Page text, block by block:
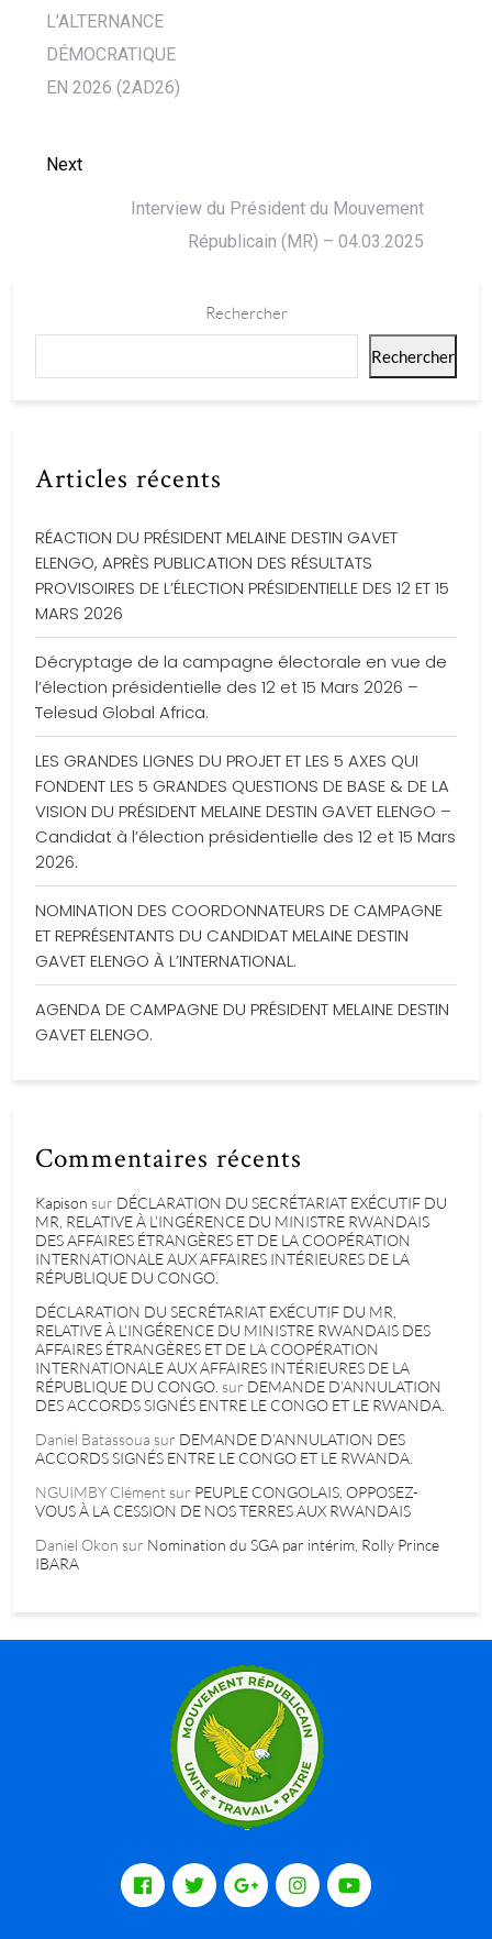
L’ALTERNANCE
DÉMOCRATIQUE
EN 2026 (2AD26)
Next
Interview du Président du Mouvement
Républicain (MR) – 04.03.2025
Rechercher
Rechercher
Articles récents
RÉACTION DU PRÉSIDENT MELAINE DESTIN GAVET
ELENGO, APRÈS PUBLICATION DES RÉSULTATS
PROVISOIRES DE L’ÉLECTION PRÉSIDENTIELLE DES 12 ET 15
MARS 2026
Décryptage de la campagne électorale en vue de
l’élection présidentielle des 12 et 15 Mars 2026 –
Telesud Global Africa.
LES GRANDES LIGNES DU PROJET ET LES 5 AXES QUI
FONDENT LES 5 GRANDES QUESTIONS DE BASE & DE LA
VISION DU PRÉSIDENT MELAINE DESTIN GAVET ELENGO –
Candidat à l’élection présidentielle des 12 et 15 Mars
2026.
NOMINATION DES COORDONNATEURS DE CAMPAGNE
ET REPRÉSENTANTS DU CANDIDAT MELAINE DESTIN
GAVET ELENGO À L’INTERNATIONAL.
AGENDA DE CAMPAGNE DU PRÉSIDENT MELAINE DESTIN
GAVET ELENGO.
Commentaires récents
Kapison sur DÉCLARATION DU SECRÉTARIAT EXÉCUTIF DU
MR, RELATIVE À L’INGÉRENCE DU MINISTRE RWANDAIS
DES AFFAIRES ÉTRANGÈRES ET DE LA COOPÉRATION
INTERNATIONALE AUX AFFAIRES INTÉRIEURES DE LA
RÉPUBLIQUE DU CONGO.
DÉCLARATION DU SECRÉTARIAT EXÉCUTIF DU MR,
RELATIVE À L’INGÉRENCE DU MINISTRE RWANDAIS DES
AFFAIRES ÉTRANGÈRES ET DE LA COOPÉRATION
INTERNATIONALE AUX AFFAIRES INTÉRIEURES DE LA
RÉPUBLIQUE DU CONGO. sur DEMANDE D’ANNULATION
DES ACCORDS SIGNÉS ENTRE LE CONGO ET LE RWANDA.
Daniel Batassoua sur DEMANDE D’ANNULATION DES
ACCORDS SIGNÉS ENTRE LE CONGO ET LE RWANDA.
NGUIMBY Clément sur PEUPLE CONGOLAIS, OPPOSEZ-
VOUS À LA CESSION DE NOS TERRES AUX RWANDAIS
Daniel Okon sur Nomination du SGA par intérim, Rolly Prince
IBARA